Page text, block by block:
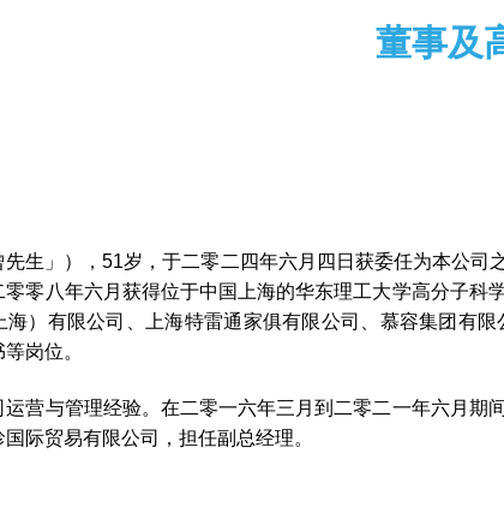
董事及
先生」），51岁，于二零二四年六月四日获委任为本公
零零八年六月获得位于中国上海的华东理工大学高分子
海）有限公司、上海特雷通家俱有限公司、慕容集团有
岗位。
运营与管理经验。在二零一六年三月到二零二一年六月
际贸易有限公司，担任副总经理。